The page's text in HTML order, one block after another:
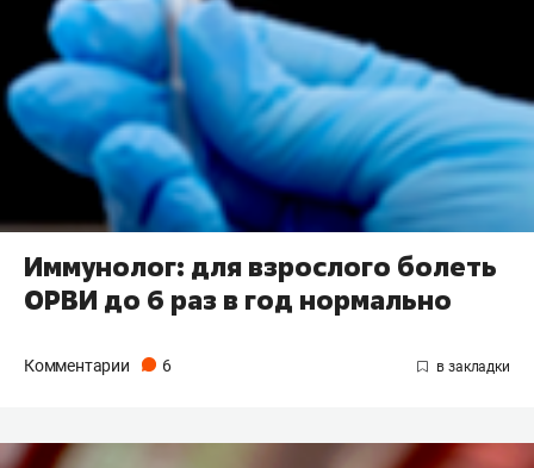
Иммунолог: для взрослого болеть
ОРВИ до 6 раз в год нормально
Комментарии 6